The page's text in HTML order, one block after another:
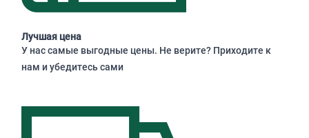
Лучшая цена
У нас самые выгодные цены. Не верите? Приходите к
нам и убедитесь сами